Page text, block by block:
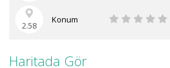
2.58
Konum
Haritada Gör